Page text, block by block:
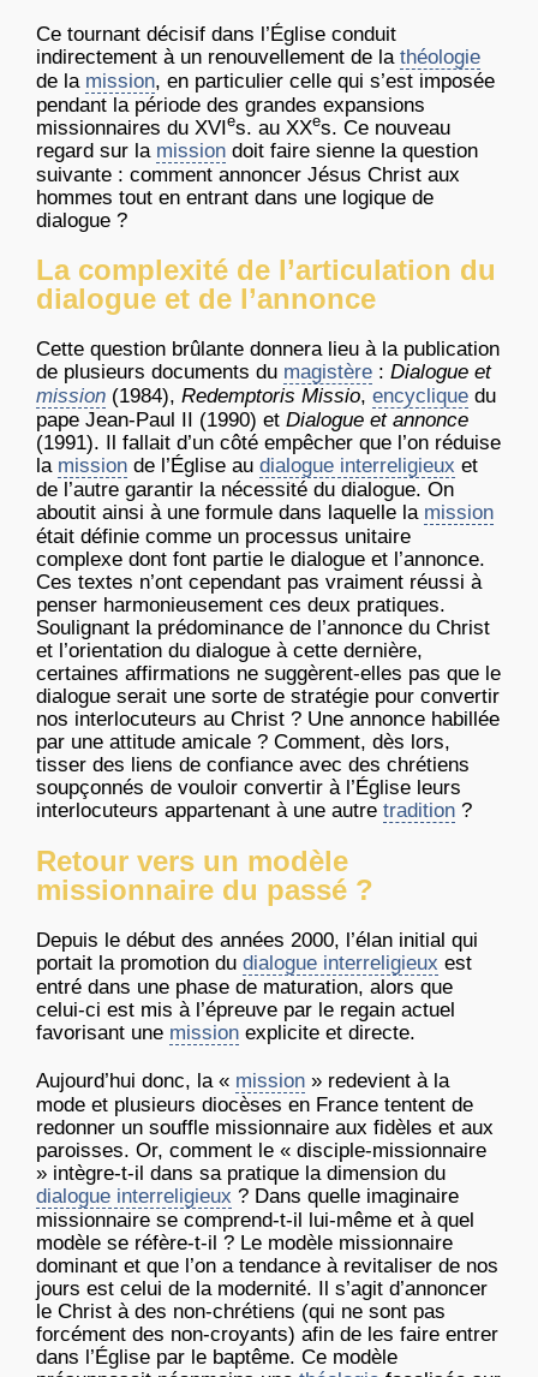
Ce tournant décisif dans l’Église conduit
indirectement à un renouvellement de la théologie
de la mission, en particulier celle qui s’est imposée
pendant la période des grandes expansions
missionnaires du XVIes. au XXes. Ce nouveau
regard sur la mission doit faire sienne la question
suivante : comment annoncer Jésus Christ aux
hommes tout en entrant dans une logique de
dialogue ?
La complexité de l’articulation du
dialogue et de l’annonce
Cette question brûlante donnera lieu à la publication
de plusieurs documents du magistère : Dialogue et
mission (1984), Redemptoris Missio, encyclique du
pape Jean-Paul II (1990) et Dialogue et annonce
(1991). Il fallait d’un côté empêcher que l’on réduise
la mission de l’Église au dialogue interreligieux et
de l’autre garantir la nécessité du dialogue. On
aboutit ainsi à une formule dans laquelle la mission
était définie comme un processus unitaire
complexe dont font partie le dialogue et l’annonce.
Ces textes n’ont cependant pas vraiment réussi à
penser harmonieusement ces deux pratiques.
Soulignant la prédominance de l’annonce du Christ
et l’orientation du dialogue à cette dernière,
certaines affirmations ne suggèrent-elles pas que le
dialogue serait une sorte de stratégie pour convertir
nos interlocuteurs au Christ ? Une annonce habillée
par une attitude amicale ? Comment, dès lors,
tisser des liens de confiance avec des chrétiens
soupçonnés de vouloir convertir à l’Église leurs
interlocuteurs appartenant à une autre tradition ?
Retour vers un modèle
missionnaire du passé ?
Depuis le début des années 2000, l’élan initial qui
portait la promotion du dialogue interreligieux est
entré dans une phase de maturation, alors que
celui-ci est mis à l’épreuve par le regain actuel
favorisant une mission explicite et directe.
Aujourd’hui donc, la « mission » redevient à la
mode et plusieurs diocèses en France tentent de
redonner un souffle missionnaire aux fidèles et aux
paroisses. Or, comment le « disciple-missionnaire
» intègre-t-il dans sa pratique la dimension du
dialogue interreligieux ? Dans quelle imaginaire
missionnaire se comprend-t-il lui-même et à quel
modèle se réfère-t-il ? Le modèle missionnaire
dominant et que l’on a tendance à revitaliser de nos
jours est celui de la modernité. Il s’agit d’annoncer
le Christ à des non-chrétiens (qui ne sont pas
forcément des non-croyants) afin de les faire entrer
dans l’Église par le baptême. Ce modèle